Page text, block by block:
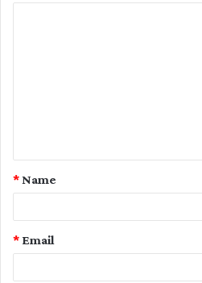
Name
*
Email
*